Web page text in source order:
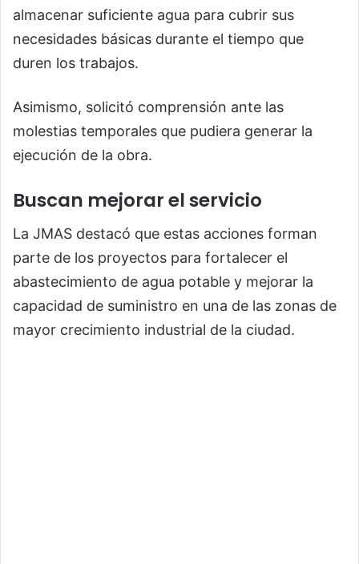
almacenar suficiente agua para cubrir sus
necesidades básicas durante el tiempo que
duren los trabajos.
Asimismo, solicitó comprensión ante las
molestias temporales que pudiera generar la
ejecución de la obra.
Buscan mejorar el servicio
La JMAS destacó que estas acciones forman
parte de los proyectos para fortalecer el
abastecimiento de agua potable y mejorar la
capacidad de suministro en una de las zonas de
mayor crecimiento industrial de la ciudad.